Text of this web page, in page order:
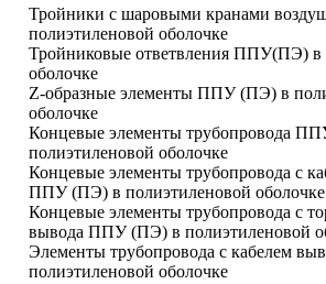
Тройники с шаровыми кранами
полиэтиленовой оболочке
Тройниковые ответвления ППУ(ПЭ) в
оболочке
Z-образные элементы ППУ (ПЭ) в
оболочке
Концевые элементы трубопровода
полиэтиленовой оболочке
Концевые элементы трубопровода с
ППУ (ПЭ) в полиэтиленовой оболочке
Концевые элементы трубопровода с
вывода ППУ (ПЭ) в полиэтиленовой
Элементы трубопровода с кабелем
полиэтиленовой оболочке